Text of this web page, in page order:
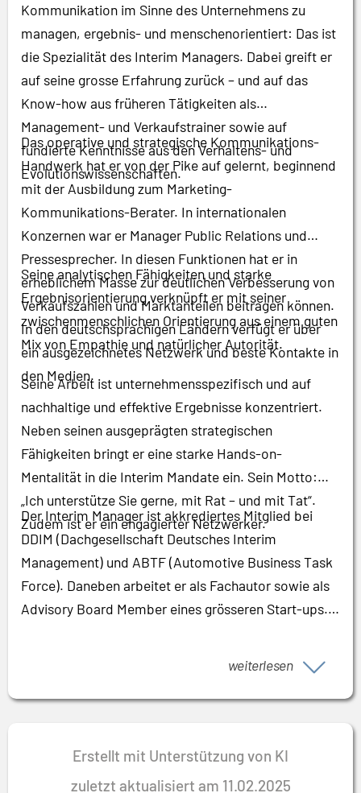
Kommunikation im Sinne des Unternehmens zu
managen, ergebnis- und menschenorientiert: Das ist
die Spezialität des Interim Managers. Dabei greift er
auf seine grosse Erfahrung zurück – und auf das
Know-how aus früheren Tätigkeiten als
Management- und Verkaufstrainer sowie auf
fundierte Kenntnisse aus den Verhaltens- und
Evolutionswissenschaften.
Das operative und strategische Kommunikations-
Handwerk hat er von der Pike auf gelernt, beginnend
mit der Ausbildung zum Marketing-
Kommunikations-Berater. In internationalen
Konzernen war er Manager Public Relations und
Pressesprecher. In diesen Funktionen hat er in
erheblichem Masse zur deutlichen Verbesserung von
Verkaufszahlen und Marktanteilen beitragen können.
In den deutschsprachigen Ländern verfügt er über
ein ausgezeichnetes Netzwerk und beste Kontakte in
den Medien.
Seine analytischen Fähigkeiten und starke
Ergebnisorientierung verknüpft er mit seiner
zwischenmenschlichen Orientierung aus einem guten
Mix von Empathie und natürlicher Autorität.
Seine Arbeit ist unternehmensspezifisch und auf
nachhaltige und effektive Ergebnisse konzentriert.
Neben seinen ausgeprägten strategischen
Fähigkeiten bringt er eine starke Hands-on-
Mentalität in die Interim Mandate ein. Sein Motto:
„Ich unterstütze Sie gerne, mit Rat – und mit Tat“.
Zudem ist er ein engagierter Netzwerker.
Der Interim Manager ist akkrediertes Mitglied bei
DDIM (Dachgesellschaft Deutsches Interim
Management) und ABTF (Automotive Business Task
Force). Daneben arbeitet er als Fachautor sowie als
Advisory Board Member eines grösseren Start-ups.
weiterlesen
Erstellt mit Unterstützung von KI
zuletzt aktualisiert am 11.02.2025